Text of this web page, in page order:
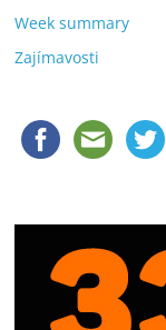
Week summary
Zajímavosti